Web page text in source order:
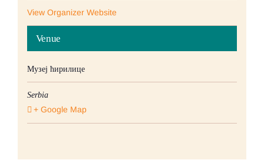
Venue
Музеј ћирилице
Serbia
+ Google Map
View Organizer Website